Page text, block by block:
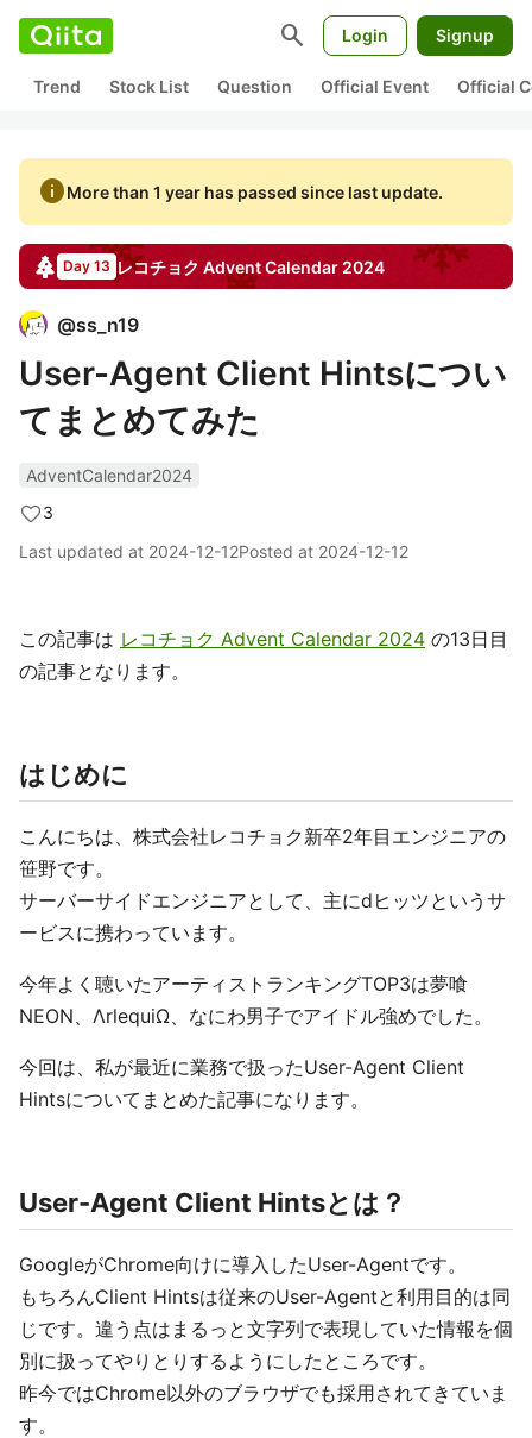
search Login Signup
Trend Stock List Question Official Event Official
infoMore than 1 year has passed since last update.
Day 13 レコチョク Advent Calendar 2024
@ss_n19
User-Agent Client Hintsについ
てまとめてみた
AdventCalendar2024
3
Last updated at 2024-12-12Posted at 2024-12-12
この記事は レコチョク Advent Calendar 2024 の13日目
の記事となります。
はじめに
こんにちは、株式会社レコチョク新卒2年目エンジニアの
笹野です。
サーバーサイドエンジニアとして、主にdヒッツというサ
ービスに携わっています。
今年よく聴いたアーティストランキングTOP3は夢喰
NEON、ΛrlequiΩ、なにわ男子でアイドル強めでした。
今回は、私が最近に業務で扱ったUser-Agent Client
Hintsについてまとめた記事になります。
User-Agent Client Hintsとは？
GoogleがChrome向けに導入したUser-Agentです。
もちろんClient Hintsは従来のUser-Agentと利用目的は同
じです。違う点はまるっと文字列で表現していた情報を個
別に扱ってやりとりするようにしたところです。
昨今ではChrome以外のブラウザでも採用されてきていま
す。